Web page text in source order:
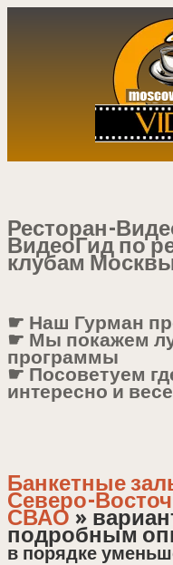
Ресторан-
ВидеоГид по
клубам
☛ Наш Гурман
☛ Мы покажем
программы
☛ Посоветуем
интересно и
Банкетные
Северо-
СВАО»
подробным
в порядке